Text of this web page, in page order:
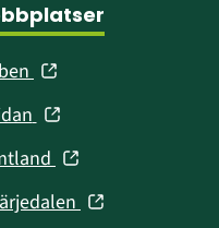
(öppnas
nytt
fönster)
(öppnas
nytt
fönster)
(öppnas
nytt (öppnas